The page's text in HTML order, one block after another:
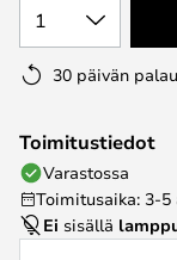
1
30 päivän
Toimitustiedot
Varastossa
Toimitusaika: 3-5
Ei sisällä